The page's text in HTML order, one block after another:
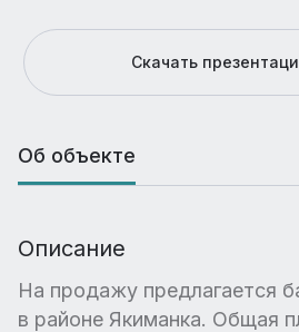
Скачать
Об объекте
Описание
На продажу предлагается
в районе Якиманка. Общая